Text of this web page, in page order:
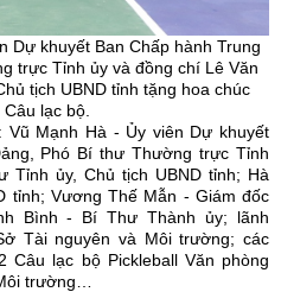
Dự khuyết Ban Chấp hành Trung
trực Tỉnh ủyvà đồng chí Lê Văn
tịch UBND tỉnh tặng hoa chúc
lạc bộ.
Mạnh Hà - Ủy viên Dự khuyết
Phó Bí thư Thường trực Tỉnh
ủy, Chủ tịch UBND tỉnh; Hà
tỉnh; Vương Thế Mẫn - Giám đốc
Bình - Bí Thư Thành ủy; lãnh
Tài nguyên và Môi trường; các
Câu lạc bộ Pickleball Văn phòng
trường…